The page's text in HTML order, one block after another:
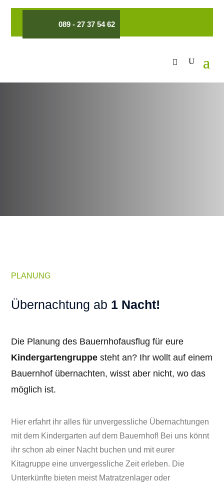
089 - 27 37 54 62
PLANUNG
Übernachtung ab 1 Nacht!
Die Planung des Bauernhofausflug für eure
Kindergartengruppe steht an? Ihr wollt auf einem
Bauernhof übernachten, wisst aber nicht, wo das
möglich ist.
Hier erfahrt ihr alles für unvergessliche Übernachtungen
mit dem Kindergarten auf dem Bauernhof! Bei uns könnt
ihr schon ab einer Nacht buchen und mit eurer
Kitagruppe eine unvergessliche Zeit erleben. Die
Unterkünfte bieten meist Matratzenlager oder